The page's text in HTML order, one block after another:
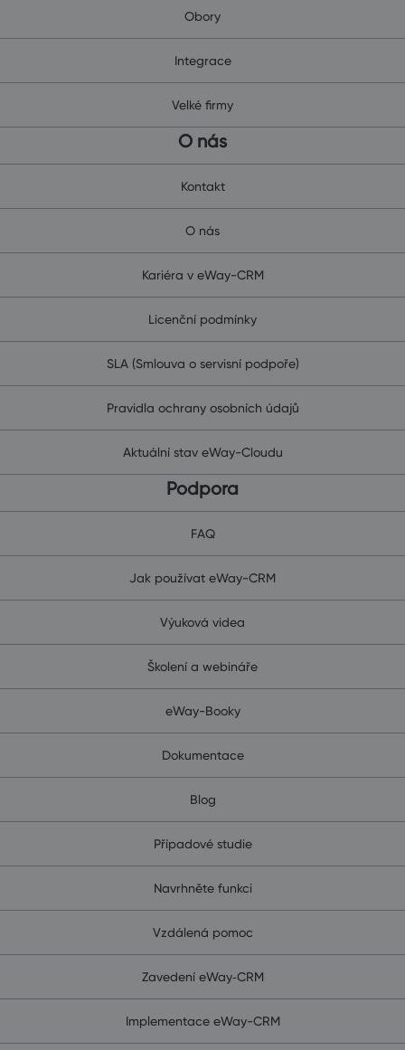
Obory
Integrace
Velké firmy
O nás
Kontakt
O nás
Kariéra v eWay-CRM
Licenční podmínky
SLA (Smlouva o servisní podpoře)
Pravidla ochrany osobních údajů
Aktuální stav eWay-Cloudu
Podpora
FAQ
Jak používat eWay-CRM
Výuková videa
Školení a webináře
eWay-Booky
Dokumentace
Blog
Případové studie
Navrhněte funkci
Vzdálená pomoc
Zavedení eWay‑CRM
Implementace eWay-CRM